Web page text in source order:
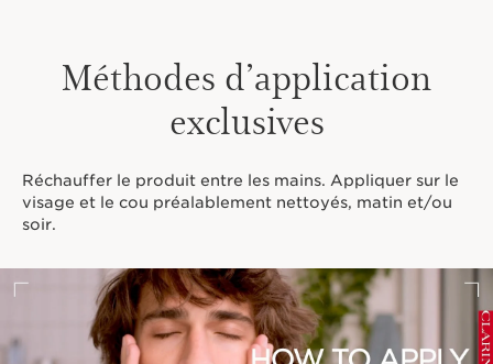
Méthodes d’application
exclusives
Réchauffer le produit entre les mains. Appliquer sur le
visage et le cou préalablement nettoyés, matin et/ou
soir.